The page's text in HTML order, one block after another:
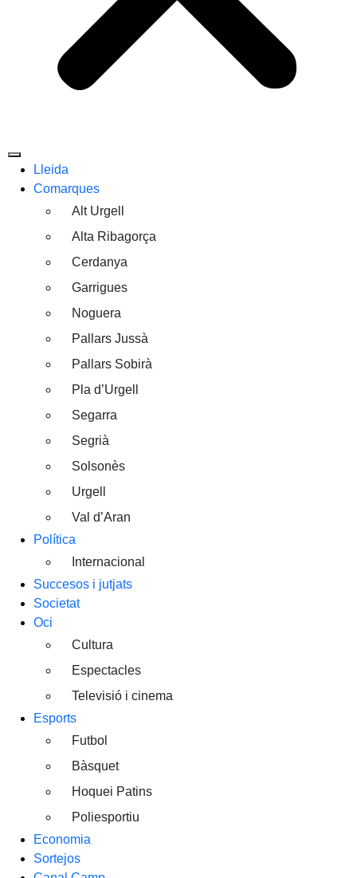
Lleida
Comarques
Alt Urgell
Alta Ribagorça
Cerdanya
Garrigues
Noguera
Pallars Jussà
Pallars Sobirà
Pla d’Urgell
Segarra
Segrià
Solsonès
Urgell
Val d’Aran
Política
Internacional
Succesos i jutjats
Societat
Oci
Cultura
Espectacles
Televisió i cinema
Esports
Futbol
Bàsquet
Hoquei Patins
Poliesportiu
Economia
Sortejos